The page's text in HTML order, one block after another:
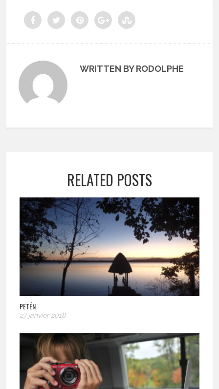
WRITTEN BY RODOLPHE
RELATED POSTS
PETÉN
27 janvier 2018